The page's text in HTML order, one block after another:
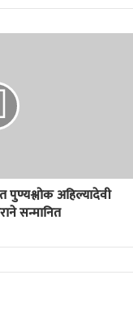
पुण्यश्लोक अहिल्यादेवी
सन्मानित